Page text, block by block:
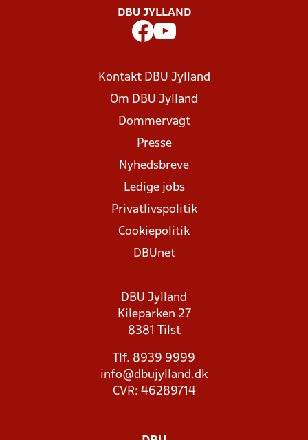
DBU JYLLAND
Kontakt DBU Jylland
Om DBU Jylland
Dommervagt
Presse
Nyhedsbreve
Ledige jobs
Privatlivspolitik
Cookiepolitik
DBUnet
DBU Jylland
Kileparken 27
8381 Tilst
Tlf. 8939 9999
info@dbujylland.dk
CVR: 46289714